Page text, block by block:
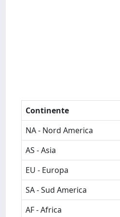
Continente
NA - Nord America
AS - Asia
EU - Europa
SA - Sud America
AF - Africa